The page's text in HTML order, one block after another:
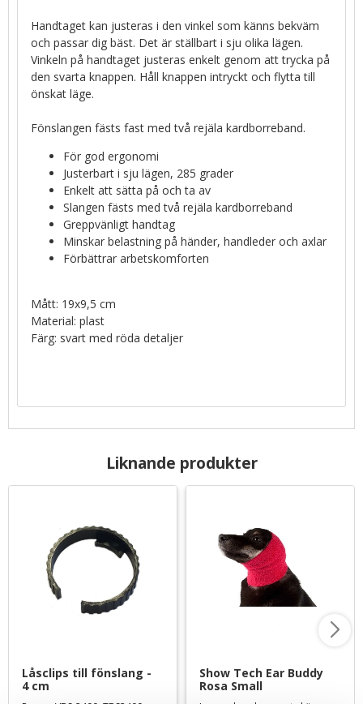
Handtaget kan justeras i den vinkel som känns bekväm
och passar dig bäst. Det är ställbart i sju olika lägen.
Vinkeln på handtaget justeras enkelt genom att trycka på
den svarta knappen. Håll knappen intryckt och flytta till
önskat läge.
Fönslangen fästs fast med två rejäla kardborreband.
För god ergonomi
Justerbart i sju lägen, 285 grader
Enkelt att sätta på och ta av
Slangen fästs med två rejäla kardborreband
Greppvänligt handtag
Minskar belastning på händer, handleder och axlar
Förbättrar arbetskomforten
Mått: 19x9,5 cm
Material: plast
Färg: svart med röda detaljer
Liknande produkter
Låsclips till fönslang -
4 cm
Show Tech Ear Buddy
Rosa Small